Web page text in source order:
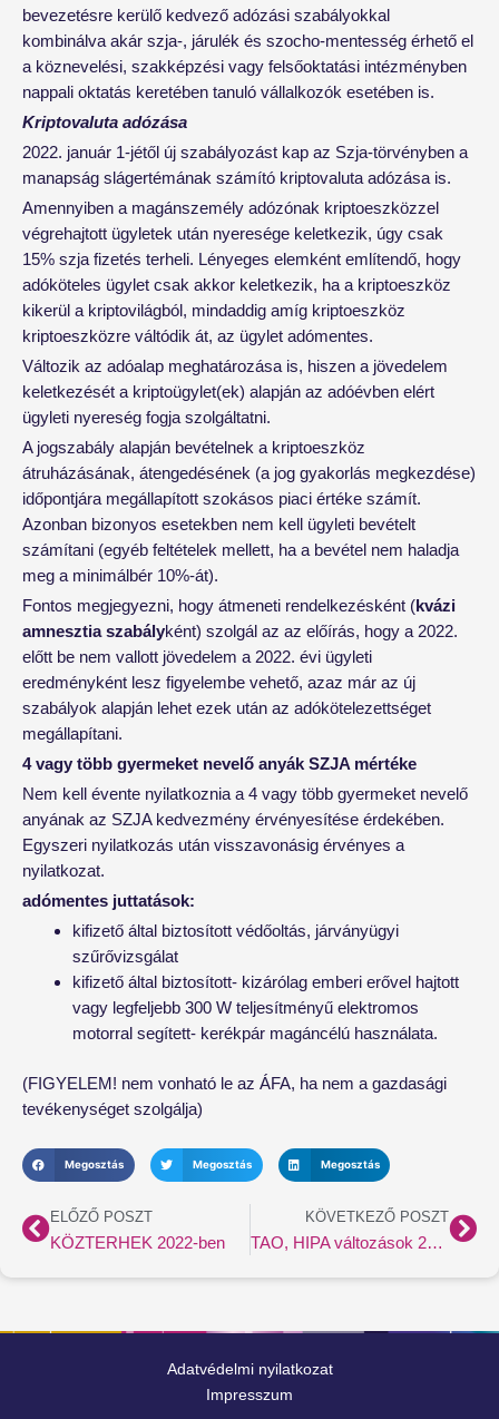
bevezetésre kerülő kedvező adózási szabályokkal
kombinálva akár szja-, járulék és szocho-mentesség érhető el
a köznevelési, szakképzési vagy felsőoktatási intézményben
nappali oktatás keretében tanuló vállalkozók esetében is.
Kriptovaluta adózása
2022. január 1-jétől új szabályozást kap az Szja-törvényben a
manapság slágertémának számító kriptovaluta adózása is.
Amennyiben a magánszemély adózónak kriptoeszközzel
végrehajtott ügyletek után nyeresége keletkezik, úgy csak
15% szja fizetés terheli. Lényeges elemként említendő, hogy
adóköteles ügylet csak akkor keletkezik, ha a kriptoeszköz
kikerül a kriptovilágból, mindaddig amíg kriptoeszköz
kriptoeszközre váltódik át, az ügylet adómentes.
Változik az adóalap meghatározása is, hiszen a jövedelem
keletkezését a kriptoügylet(ek) alapján az adóévben elért
ügyleti nyereség fogja szolgáltatni.
A jogszabály alapján bevételnek a kriptoeszköz
átruházásának, átengedésének (a jog gyakorlás megkezdése)
időpontjára megállapított szokásos piaci értéke számít.
Azonban bizonyos esetekben nem kell ügyleti bevételt
számítani (egyéb feltételek mellett, ha a bevétel nem haladja
meg a minimálbér 10%-át).
Fontos megjegyezni, hogy átmeneti rendelkezésként (kvázi
amnesztia szabályként) szolgál az az előírás, hogy a 2022.
előtt be nem vallott jövedelem a 2022. évi ügyleti
eredményként lesz figyelembe vehető, azaz már az új
szabályok alapján lehet ezek után az adókötelezettséget
megállapítani.
4 vagy több gyermeket nevelő anyák SZJA mértéke
Nem kell évente nyilatkoznia a 4 vagy több gyermeket nevelő
anyának az SZJA kedvezmény érvényesítése érdekében.
Egyszeri nyilatkozás után visszavonásig érvényes a
nyilatkozat.
adómentes juttatások:
kifizető által biztosított védőoltás, járványügyi
szűrővizsgálat
kifizető által biztosított- kizárólag emberi erővel hajtott
vagy legfeljebb 300 W teljesítményű elektromos
motorral segített- kerékpár magáncélú használata.
(FIGYELEM! nem vonható le az ÁFA, ha nem a gazdasági
tevékenységet szolgálja)
Megosztás Megosztás Megosztás
Előző
ELŐZŐ POSZT
KÖZTERHEK 2022-ben
KÖVETKEZŐ POSZT
TAO, HIPA változások 2022-ben
Adatvédelmi nyilatkozat
Impresszum